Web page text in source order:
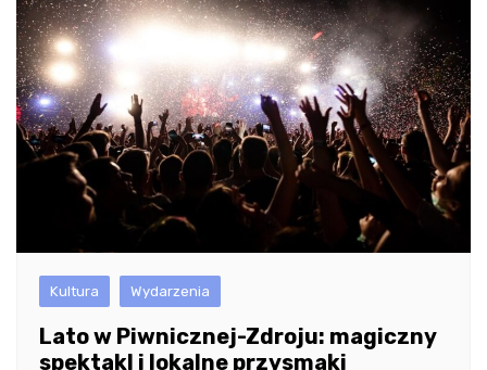
Kultura Wydarzenia
Lato w Piwnicznej-Zdroju: magiczny
spektakl i lokalne przysmaki